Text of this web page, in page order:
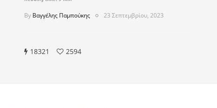
By Βαγγέλης Παμπούκης 23 Σεπτεμβρίου, 2023
18321 2594